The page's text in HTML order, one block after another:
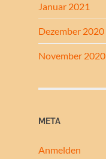
Januar 2021
Dezember 2020
November 2020
META
Anmelden